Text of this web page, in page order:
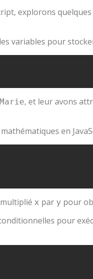
explorons
variables pour
, et leur avons
en
x par y pour
pour